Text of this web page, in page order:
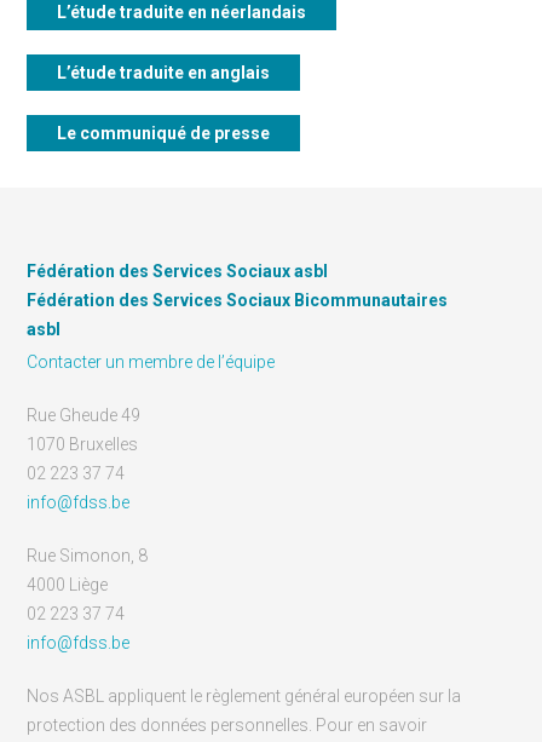
L’étude traduite en néerlandais
L’étude traduite en anglais
Le communiqué de presse
Fédération des Services Sociaux asbl
Fédération des Services Sociaux Bicommunautaires
asbl
Contacter un membre de l’équipe
Rue Gheude 49
1070 Bruxelles
02 223 37 74
info@fdss.be
Rue Simonon, 8
4000 Liège
02 223 37 74
info@fdss.be
Nos ASBL appliquent le règlement général européen sur la
protection des données personnelles. Pour en savoir